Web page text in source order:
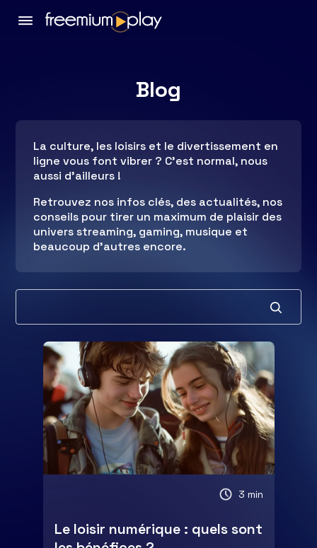
Blog
La culture, les loisirs et le divertissement en
ligne vous font vibrer ? C’est normal, nous
aussi d’ailleurs !
Retrouvez nos infos clés, des actualités, nos
conseils pour tirer un maximum de plaisir des
univers streaming, gaming, musique et
beaucoup d’autres encore.
3 min
Le loisir numérique : quels sont